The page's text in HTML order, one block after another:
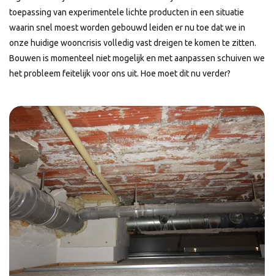
toepassing van experimentele lichte producten in een situatie
waarin snel moest worden gebouwd leiden er nu toe dat we in
onze huidige wooncrisis volledig vast dreigen te komen te zitten.
Bouwen is momenteel niet mogelijk en met aanpassen schuiven we
het probleem feitelijk voor ons uit. Hoe moet dit nu verder?